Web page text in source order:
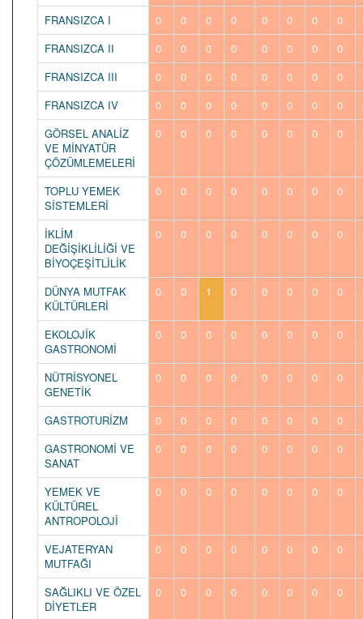
FRANSIZCA I 0 0 0 0 0 0 0 0
FRANSIZCA II
0 0 0 0 0 0 0 0
FRANSIZCA III
0 0 0 0 0 0 0 0
FRANSIZCA IV
0 0 0 0 0 0 0 0
GÖRSEL ANALİZ
VE MİNYATÜR
ÇÖZÜMLEMELERİ
0 0 0 0 0 0 0 0
TOPLU YEMEK
SİSTEMLERİ
0 0 0 0 0 0 0 0
İKLİM
DEĞİŞİKLİLİĞİ VE
BİYOÇEŞİTLİLİK
0 0 0 0 0 0 0 0
DÜNYA MUTFAK
KÜLTÜRLERİ
0 0 1 0 0 0 0 0
EKOLOJİK
GASTRONOMİ
0 0 0 0 0 0 0 0
NÜTRİSYONEL
GENETİK
0 0 0 0 0 0 0 0
GASTROTURİZM 0 0 0 0 0 0 0 0
GASTRONOMİ VE
SANAT
0 0 0 0 0 0 0 0
YEMEK VE
KÜLTÜREL
ANTROPOLOJİ
0 0 0 0 0 0 0 0
VEJATERYAN
MUTFAĞI
0 0 0 0 0 0 0 0
SAĞLIKLI VE ÖZEL
DİYETLER
0 0 0 0 0 0 0 0